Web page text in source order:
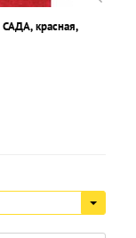
красная,